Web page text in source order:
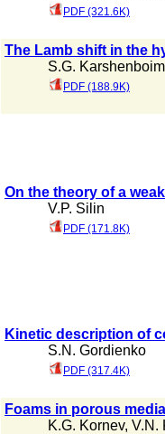
PDF (321.6K)
The Lamb shift in the
S.G. Karshenboim
PDF (188.9K)
On the theory of a
V.P. Silin
PDF (171.8K)
Kinetic description of
S.N. Gordienko
PDF (317.4K)
Foams in porous
K.G. Kornev, V.N.